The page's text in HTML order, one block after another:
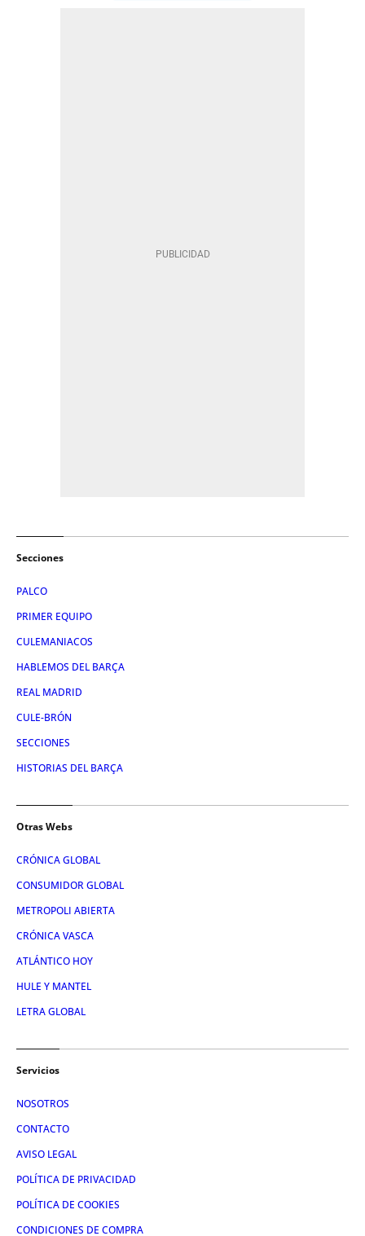
Secciones
PALCO
PRIMER EQUIPO
CULEMANIACOS
HABLEMOS DEL BARÇA
REAL MADRID
CULE-BRÓN
SECCIONES
HISTORIAS DEL BARÇA
Otras Webs
CRÓNICA GLOBAL
CONSUMIDOR GLOBAL
METROPOLI ABIERTA
CRÓNICA VASCA
ATLÁNTICO HOY
HULE Y MANTEL
LETRA GLOBAL
Servicios
NOSOTROS
CONTACTO
AVISO LEGAL
POLÍTICA DE PRIVACIDAD
POLÍTICA DE COOKIES
CONDICIONES DE COMPRA